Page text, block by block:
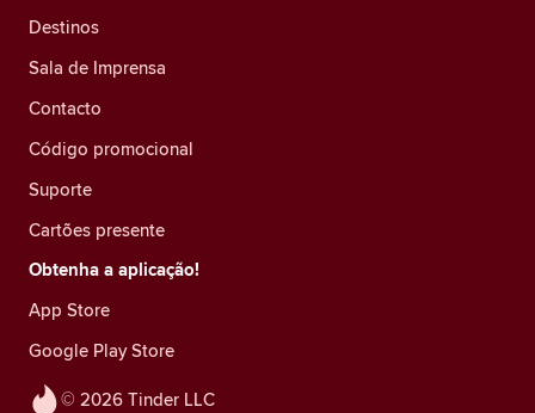
© 2026 Tinder LLC
Destinos
Sala de Imprensa
Contacto
Código promocional
Suporte
Cartões presente
Obtenha a aplicação!
App Store
Google Play Store